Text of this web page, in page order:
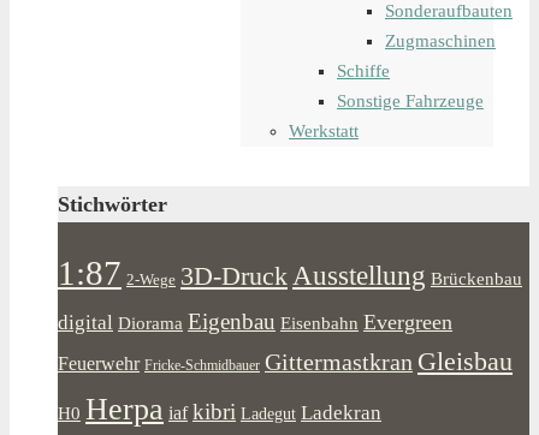
Sonderaufbauten
Zugmaschinen
Schiffe
Sonstige Fahrzeuge
Werkstatt
Stichwörter
1:87 2-Wege 3D-DruckAusstellung Brückenbau
digital Diorama Eigenbau Eisenbahn Evergreen
Feuerwehr Fricke-Schmidbauer Gittermastkran Gleisbau
H0 Herpa iaf kibri Ladegut Ladekran